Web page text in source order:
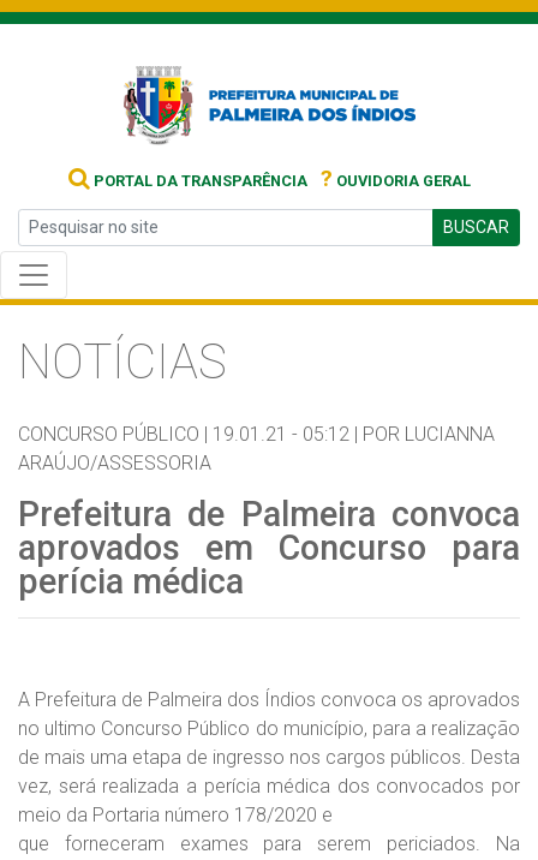
PORTAL DA TRANSPARÊNCIA ? OUVIDORIA GERAL
BUSCAR
NOTÍCIAS
CONCURSO PÚBLICO | 19.01.21 - 05:12 | POR LUCIANNA
ARAÚJO/ASSESSORIA
Prefeitura de Palmeira convoca
aprovados em Concurso para
perícia médica
A Prefeitura de Palmeira dos Índios convoca os aprovados
no ultimo Concurso Público do município, para a realização
de mais uma etapa de ingresso nos cargos públicos. Desta
vez, será realizada a perícia médica dos convocados por
meio da Portaria número 178/2020 e
que forneceram exames para serem periciados. Na